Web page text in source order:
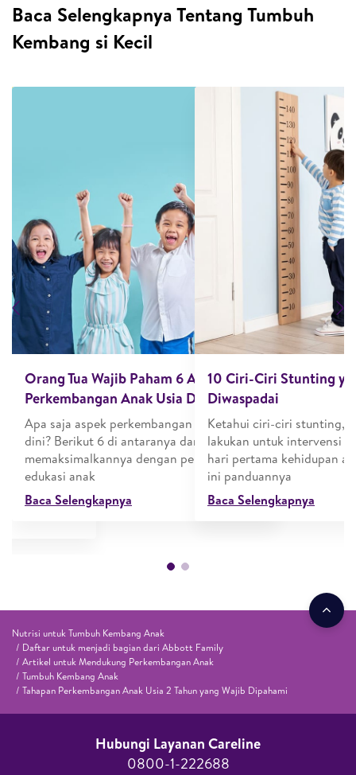
Baca Selengkapnya Tentang Tumbuh
Kembang si Kecil
Previous
Tahapan
Umur
beda.
ditangkap
Orang Tua Wajib Paham 6 Aspek
Perkembangan Anak Usia Dini
Apa saja aspek perkembangan anak usia
dini? Berikut 6 di antaranya dan cara
memaksimalkannya dengan permainan
edukasi anak
Baca Selengkapnya
10 Ciri-Ciri Stunting
Diwaspadai
Ketahui ciri-ciri stunting,
lakukan untuk intervensi
hari pertama kehidupan
ini panduannya
Baca Selengkapnya
Nutrisi untuk Tumbuh Kembang Anak
Daftar untuk menjadi bagian dari Abbott Family
Artikel untuk Mendukung Perkembangan Anak
Tumbuh Kembang Anak
Tahapan Perkembangan Anak Usia 2 Tahun yang Wajib Dipahami
Hubungi Layanan Careline​
0800-1-222688​